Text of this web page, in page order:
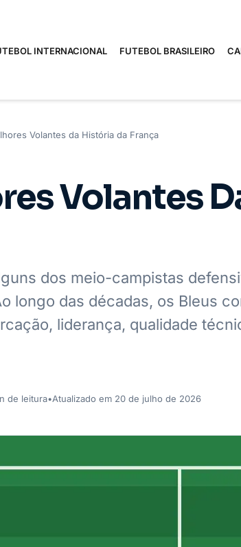
INTERNACIONAL FUTEBOL BRASILEIRO
Volantes da História da França
Volantes
dos meio-campistas
longo das décadas, os Bleus
liderança, qualidade
de leitura•Atualizado em 20 de julho de 2026